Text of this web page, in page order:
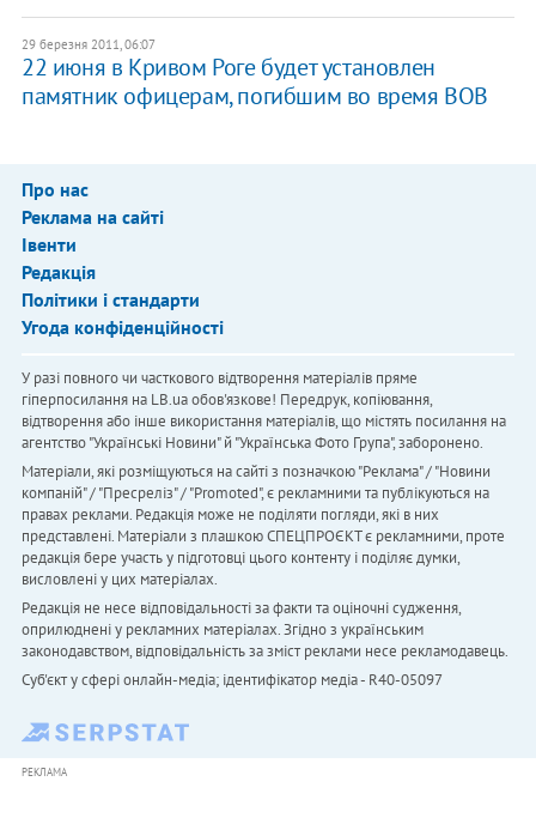
29 березня 2011, 06:07
22 июня в Кривом Роге будет установлен
памятник офицерам, погибшим во время ВОВ
Про нас
Реклама на сайті
Івенти
Редакція
Політики і стандарти
Угода конфіденційності
У разі повного чи часткового відтворення матеріалів пряме
гіперпосилання на LB.ua обов'язкове! Передрук, копіювання,
відтворення або інше використання матеріалів, що містять посилання на
агентство "Українськi Новини" й "Українська Фото Група", заборонено.
Матеріали, які розміщуються на сайті з позначкою "Реклама" / "Новини
компаній" / "Пресреліз" / "Promoted", є рекламними та публікуються на
правах реклами. Редакція може не поділяти погляди, які в них
представлені. Матеріали з плашкою СПЕЦПРОЄКТ є рекламними, проте
редакція бере участь у підготовці цього контенту і поділяє думки,
висловлені у цих матеріалах.
Редакція не несе відповідальності за факти та оціночні судження,
оприлюднені у рекламних матеріалах. Згідно з українським
законодавством, відповідальність за зміст реклами несе рекламодавець.
Cуб'єкт у сфері онлайн-медіа; ідентифікатор медіа - R40-05097
РЕКЛАМА